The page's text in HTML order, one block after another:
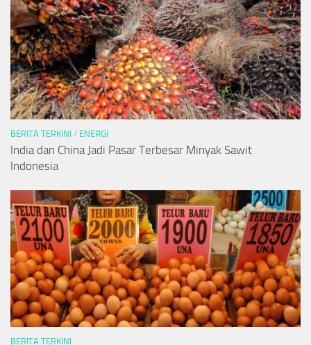
BERITA TERKINI / ENERGI
India dan China Jadi Pasar Terbesar Minyak Sawit
Indonesia
BERITA TERKINI